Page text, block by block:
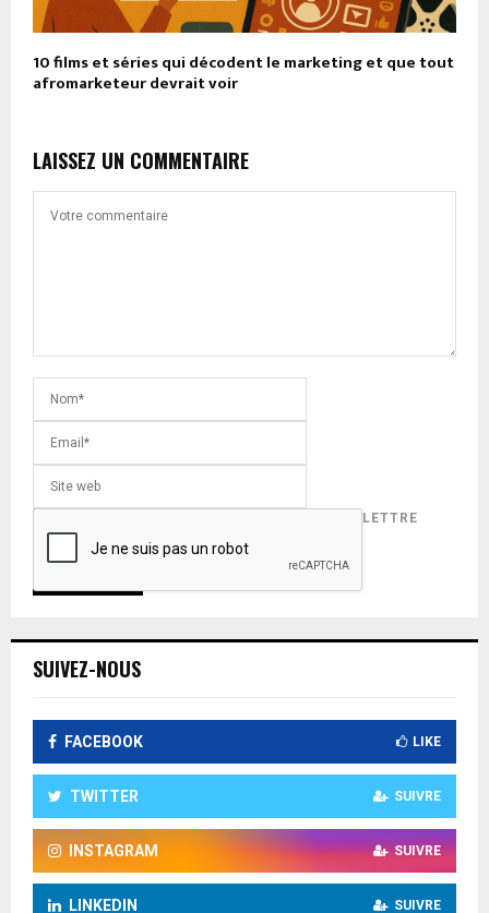
10 films et séries qui décodent le marketing et que tout
afromarketeur devrait voir
LAISSEZ UN COMMENTAIRE
INSCRIVEZ-VOUS POUR RECEVOIR NOTRE LETTRE
D'INFORMATION !
SUIVEZ-NOUS
FACEBOOK LIKE
TWITTER SUIVRE
INSTAGRAM SUIVRE
LINKEDIN SUIVRE